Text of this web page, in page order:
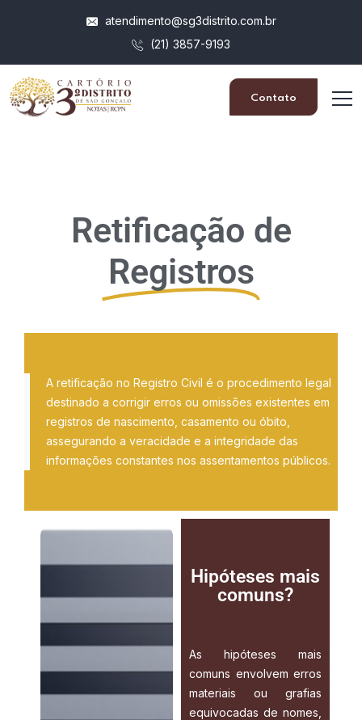
atendimento@sg3distrito.com.br
(21) 3857-9193
Contato
Retificação de
Registros
A retificação no Registro Civil é o procedimento legal
destinado a corrigir erros ou omissões existentes em
registros de nascimento, casamento ou óbito,
assegurando a veracidade e a integridade das
informações constantes nos assentamentos públicos.
Hipóteses mais
comuns?
As hipóteses mais
comuns envolvem erros
materiais ou grafias
equivocadas de nomes,